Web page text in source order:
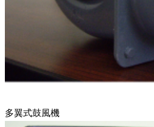
多翼式鼓風機